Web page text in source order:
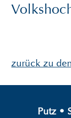
zurück zu
Putz •